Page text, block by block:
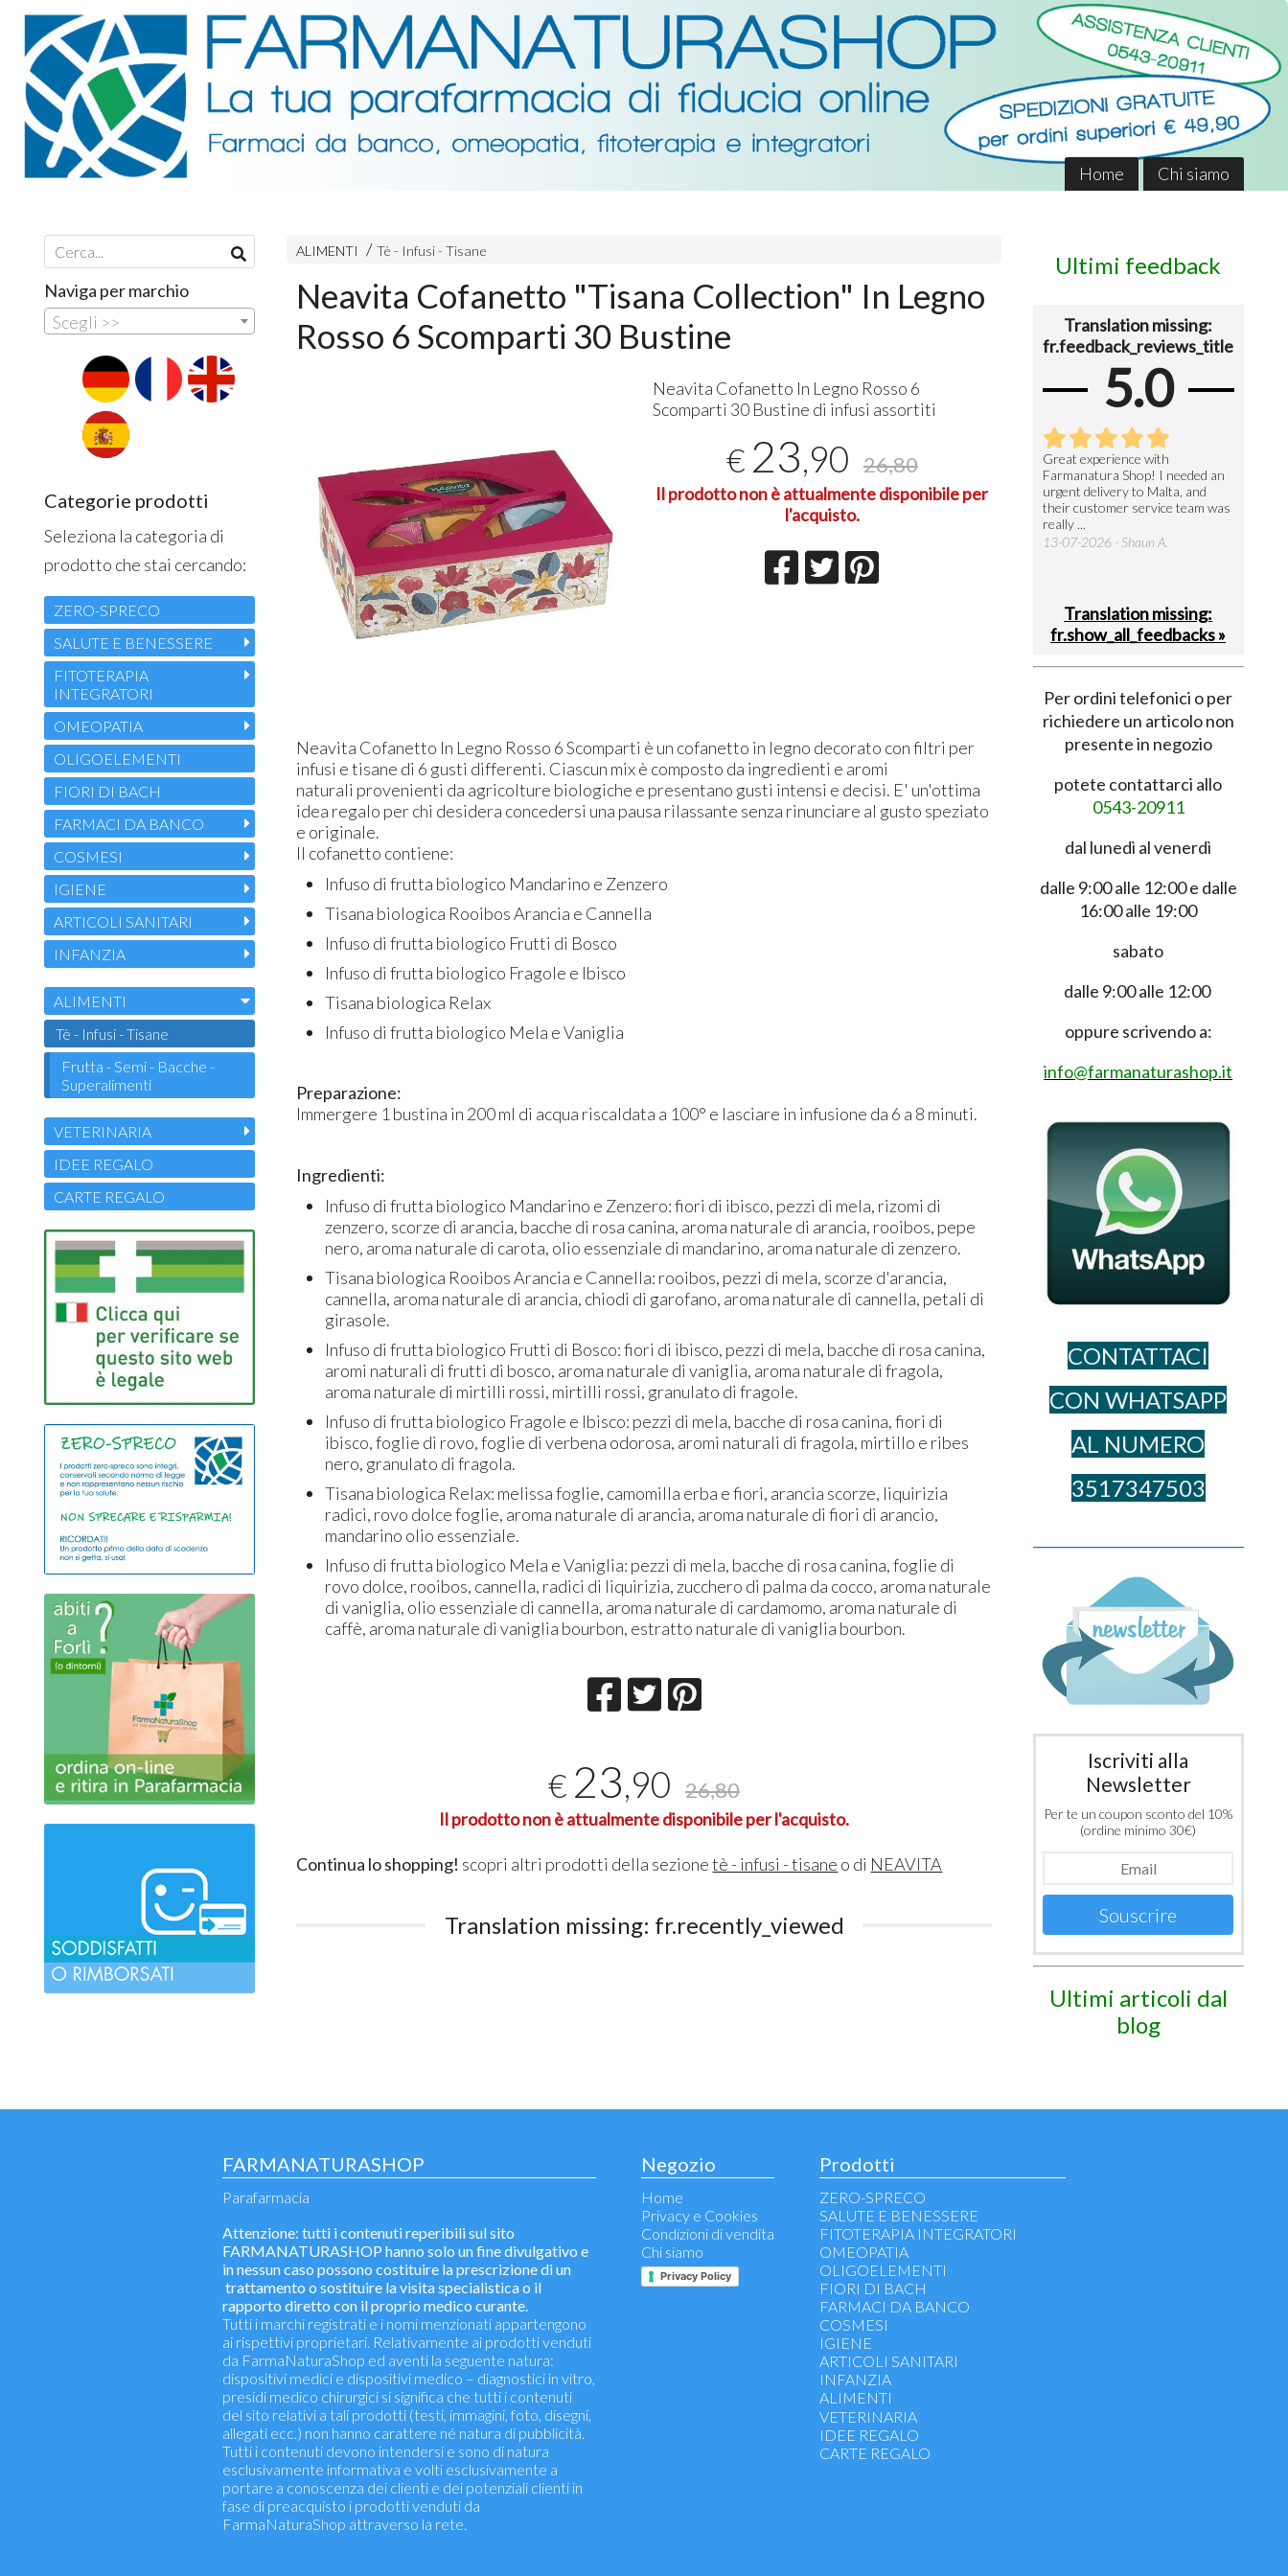
Home Chi siamo
ALIMENTI Tè - Infusi - Tisane
Neavita Cofanetto "Tisana Collection" In Legno
Rosso 6 Scomparti 30 Bustine
Neavita Cofanetto In Legno Rosso 6
Scomparti 30 Bustine di infusi assortiti
€ 23,90 26,80
Il prodotto non è attualmente disponibile per
l'acquisto.
Neavita Cofanetto In Legno Rosso 6 Scomparti è un cofanetto in legno decorato con filtri per
infusi e tisane di 6 gusti differenti. Ciascun mix è composto da ingredienti e aromi
naturali provenienti da agricolture biologiche e presentano gusti intensi e decisi. E' un'ottima
idea regalo per chi desidera concedersi una pausa rilassante senza rinunciare al gusto speziato
e originale.
Il cofanetto contiene:
Infuso di frutta biologico Mandarino e Zenzero
Tisana biologica Rooibos Arancia e Cannella
Infuso di frutta biologico Frutti di Bosco
Infuso di frutta biologico Fragole e Ibisco
Tisana biologica Relax
Infuso di frutta biologico Mela e Vaniglia
Preparazione:
Immergere 1 bustina in 200 ml di acqua riscaldata a 100° e lasciare in infusione da 6 a 8 minuti.
Ingredienti:
Infuso di frutta biologico Mandarino e Zenzero: fiori di ibisco, pezzi di mela, rizomi di
zenzero, scorze di arancia, bacche di rosa canina, aroma naturale di arancia, rooibos, pepe
nero, aroma naturale di carota, olio essenziale di mandarino, aroma naturale di zenzero.
Tisana biologica Rooibos Arancia e Cannella: rooibos, pezzi di mela, scorze d'arancia,
cannella, aroma naturale di arancia, chiodi di garofano, aroma naturale di cannella, petali di
girasole.
Infuso di frutta biologico Frutti di Bosco: fiori di ibisco, pezzi di mela, bacche di rosa canina,
aromi naturali di frutti di bosco, aroma naturale di vaniglia, aroma naturale di fragola,
aroma naturale di mirtilli rossi, mirtilli rossi, granulato di fragole.
Infuso di frutta biologico Fragole e Ibisco: pezzi di mela, bacche di rosa canina, fiori di
ibisco, foglie di rovo, foglie di verbena odorosa, aromi naturali di fragola, mirtillo e ribes
nero, granulato di fragola.
Tisana biologica Relax: melissa foglie, camomilla erba e fiori, arancia scorze, liquirizia
radici, rovo dolce foglie, aroma naturale di arancia, aroma naturale di fiori di arancio,
mandarino olio essenziale.
Infuso di frutta biologico Mela e Vaniglia: pezzi di mela, bacche di rosa canina, foglie di
rovo dolce, rooibos, cannella, radici di liquirizia, zucchero di palma da cocco, aroma naturale
di vaniglia, olio essenziale di cannella, aroma naturale di cardamomo, aroma naturale di
caffè, aroma naturale di vaniglia bourbon, estratto naturale di vaniglia bourbon.
€ 23,90 26,80
Il prodotto non è attualmente disponibile per l'acquisto.
Continua lo shopping! scopri altri prodotti della sezionetè - infusi - tisane o di NEAVITA
Translation missing: fr.recently_viewed
Naviga per marchio
Scegli >>
Categorie prodotti
Seleziona la categoria di
prodotto che stai cercando:
ZERO-SPRECO
SALUTE E BENESSERE
FITOTERAPIA
INTEGRATORI
OMEOPATIA
OLIGOELEMENTI
FIORI DI BACH
FARMACI DA BANCO
COSMESI
IGIENE
ARTICOLI SANITARI
INFANZIA
ALIMENTI
Tè - Infusi - Tisane
Frutta - Semi - Bacche -
Superalimenti
VETERINARIA
IDEE REGALO
CARTE REGALO
Ultimi feedback
Translation missing:
fr.feedback_reviews_title
5.0
Tutto perfetto
27-07-2026 - Ruggero V.
Great experience with
Farmanatura Shop! I needed an
urgent delivery to Malta, and
their customer service team was
really ...
13-07-2026 - Shaun A.
Translation missing:
fr.show_all_feedbacks »
Per ordini telefonici o per
richiedere un articolo non
presente in negozio
potete contattarci allo
0543-20911
dal lunedì al venerdì
dalle 9:00 alle 12:00 e dalle
16:00 alle 19:00
sabato
dalle 9:00 alle 12:00
oppure scrivendo a:
info@farmanaturashop.it
CONTATTACI
CON WHATSAPP
AL NUME​RO
3517347503
Iscriviti alla
Newsletter
Per te un coupon sconto del 10%
(ordine minimo 30€)
Souscrire
Ultimi articoli dal
blog
FARMANATURASHOP
Parafarmacia
Attenzione: tutti i contenuti reperibili sul sito
FARMANATURASHOP hanno solo un fine divulgativo e
in nessun caso possono costituire la prescrizione di un
trattamento o sostituire la visita specialistica o il
rapporto diretto con il proprio medico curante.
Tutti i marchi registrati e i nomi menzionati appartengono
ai rispettivi proprietari. Relativamente ai prodotti venduti
da FarmaNaturaShop ed aventi la seguente natura:
dispositivi medici e dispositivi medico – diagnostici in vitro,
presidi medico chirurgici si significa che tutti i contenuti
del sito relativi a tali prodotti (testi, immagini, foto, disegni,
allegati ecc.) non hanno carattere né natura di pubblicità.
Tutti i contenuti devono intendersi e sono di natura
esclusivamente informativa e volti esclusivamente a
portare a conoscenza dei clienti e dei potenziali clienti in
fase di preacquisto i prodotti venduti da
FarmaNaturaShop attraverso la rete.
Negozio
Home
Privacy e Cookies
Condizioni di vendita
Chi siamo
Privacy Policy
Prodotti
ZERO-SPRECO
SALUTE E BENESSERE
FITOTERAPIA INTEGRATORI
OMEOPATIA
OLIGOELEMENTI
FIORI DI BACH
FARMACI DA BANCO
COSMESI
IGIENE
ARTICOLI SANITARI
INFANZIA
ALIMENTI
Tè - Infusi - Tisane
Frutta - Semi - Bacche - Superalimenti
VETERINARIA
IDEE REGALO
CARTE REGALO